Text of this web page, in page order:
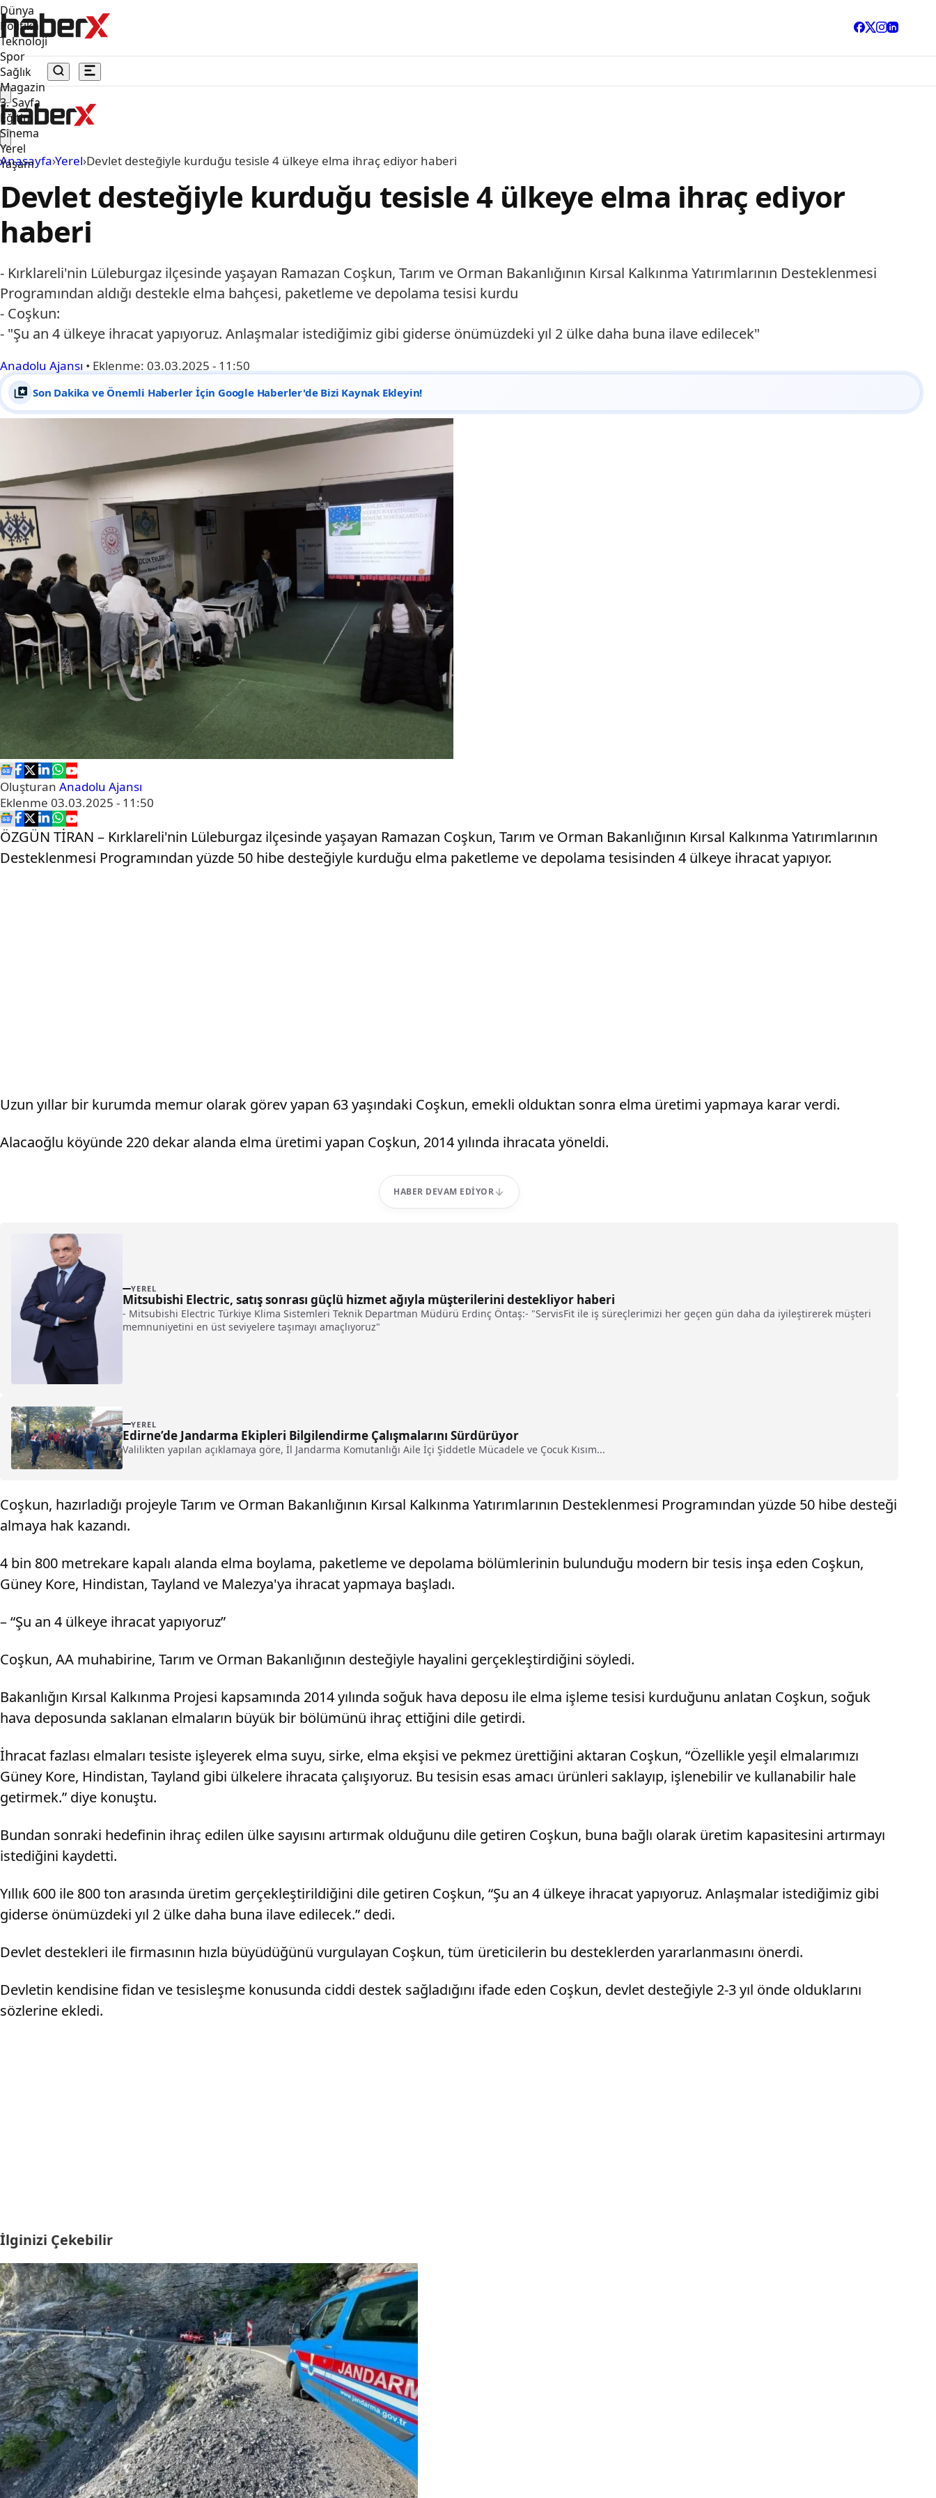
Dünya
Politika
Teknoloji
Spor
Sağlık
Magazin
3. Sayfa
Eğitim
Sinema
Yerel
Yaşam
Anasayfa›Yerel›Devlet desteğiyle kurduğu tesisle 4 ülkeye elma ihraç ediyor haberi
Devlet desteğiyle kurduğu tesisle 4 ülkeye elma ihraç ediyor
haberi
- Kırklareli'nin Lüleburgaz ilçesinde yaşayan Ramazan Coşkun, Tarım ve Orman Bakanlığının Kırsal Kalkınma Yatırımlarının Desteklenmesi
Programından aldığı destekle elma bahçesi, paketleme ve depolama tesisi kurdu
- Coşkun:
- "Şu an 4 ülkeye ihracat yapıyoruz. Anlaşmalar istediğimiz gibi giderse önümüzdeki yıl 2 ülke daha buna ilave edilecek"
Anadolu Ajansı • Eklenme: 03.03.2025 - 11:50
Son Dakika ve Önemli Haberler İçin Google Haberler'de Bizi Kaynak Ekleyin!
Oluşturan Anadolu Ajansı
Eklenme 03.03.2025 - 11:50
ÖZGÜN TİRAN – Kırklareli'nin Lüleburgaz ilçesinde yaşayan Ramazan Coşkun, Tarım ve Orman Bakanlığının Kırsal Kalkınma Yatırımlarının
Desteklenmesi Programından yüzde 50 hibe desteğiyle kurduğu elma paketleme ve depolama tesisinden 4 ülkeye ihracat yapıyor.
Uzun yıllar bir kurumda memur olarak görev yapan 63 yaşındaki Coşkun, emekli olduktan sonra elma üretimi yapmaya karar verdi.
Alacaoğlu köyünde 220 dekar alanda elma üretimi yapan Coşkun, 2014 yılında ihracata yöneldi.
HABER DEVAM EDIYOR
YEREL
Mitsubishi Electric, satış sonrası güçlü hizmet ağıyla müşterilerini destekliyor haberi
- Mitsubishi Electric Türkiye Klima Sistemleri Teknik Departman Müdürü Erdinç Öntaş:- "ServisFit ile iş süreçlerimizi her geçen gün daha da iyileştirerek müşteri
memnuniyetini en üst seviyelere taşımayı amaçlıyoruz"
YEREL
Edirne’de Jandarma Ekipleri Bilgilendirme Çalışmalarını Sürdürüyor
Valilikten yapılan açıklamaya göre, İl Jandarma Komutanlığı Aile İçi Şiddetle Mücadele ve Çocuk Kısım...
Coşkun, hazırladığı projeyle Tarım ve Orman Bakanlığının Kırsal Kalkınma Yatırımlarının Desteklenmesi Programından yüzde 50 hibe desteği
almaya hak kazandı.
4 bin 800 metrekare kapalı alanda elma boylama, paketleme ve depolama bölümlerinin bulunduğu modern bir tesis inşa eden Coşkun,
Güney Kore, Hindistan, Tayland ve Malezya'ya ihracat yapmaya başladı.
– “Şu an 4 ülkeye ihracat yapıyoruz”
Coşkun, AA muhabirine, Tarım ve Orman Bakanlığının desteğiyle hayalini gerçekleştirdiğini söyledi.
Bakanlığın Kırsal Kalkınma Projesi kapsamında 2014 yılında soğuk hava deposu ile elma işleme tesisi kurduğunu anlatan Coşkun, soğuk
hava deposunda saklanan elmaların büyük bir bölümünü ihraç ettiğini dile getirdi.
İhracat fazlası elmaları tesiste işleyerek elma suyu, sirke, elma ekşisi ve pekmez ürettiğini aktaran Coşkun, “Özellikle yeşil elmalarımızı
Güney Kore, Hindistan, Tayland gibi ülkelere ihracata çalışıyoruz. Bu tesisin esas amacı ürünleri saklayıp, işlenebilir ve kullanabilir hale
getirmek.” diye konuştu.
Bundan sonraki hedefinin ihraç edilen ülke sayısını artırmak olduğunu dile getiren Coşkun, buna bağlı olarak üretim kapasitesini artırmayı
istediğini kaydetti.
Yıllık 600 ile 800 ton arasında üretim gerçekleştirildiğini dile getiren Coşkun, “Şu an 4 ülkeye ihracat yapıyoruz. Anlaşmalar istediğimiz gibi
giderse önümüzdeki yıl 2 ülke daha buna ilave edilecek.” dedi.
Devlet destekleri ile firmasının hızla büyüdüğünü vurgulayan Coşkun, tüm üreticilerin bu desteklerden yararlanmasını önerdi.
Devletin kendisine fidan ve tesisleşme konusunda ciddi destek sağladığını ifade eden Coşkun, devlet desteğiyle 2-3 yıl önde olduklarını
sözlerine ekledi.
İlginizi Çekebilir